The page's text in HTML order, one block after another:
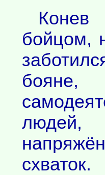
бойцом,
бояне,
людей,
схваток.